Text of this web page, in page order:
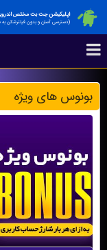
اپلیکیشن جت بت مختص
(دسترسی آسان و بدون فیلترشکن
بونوس های ویژه